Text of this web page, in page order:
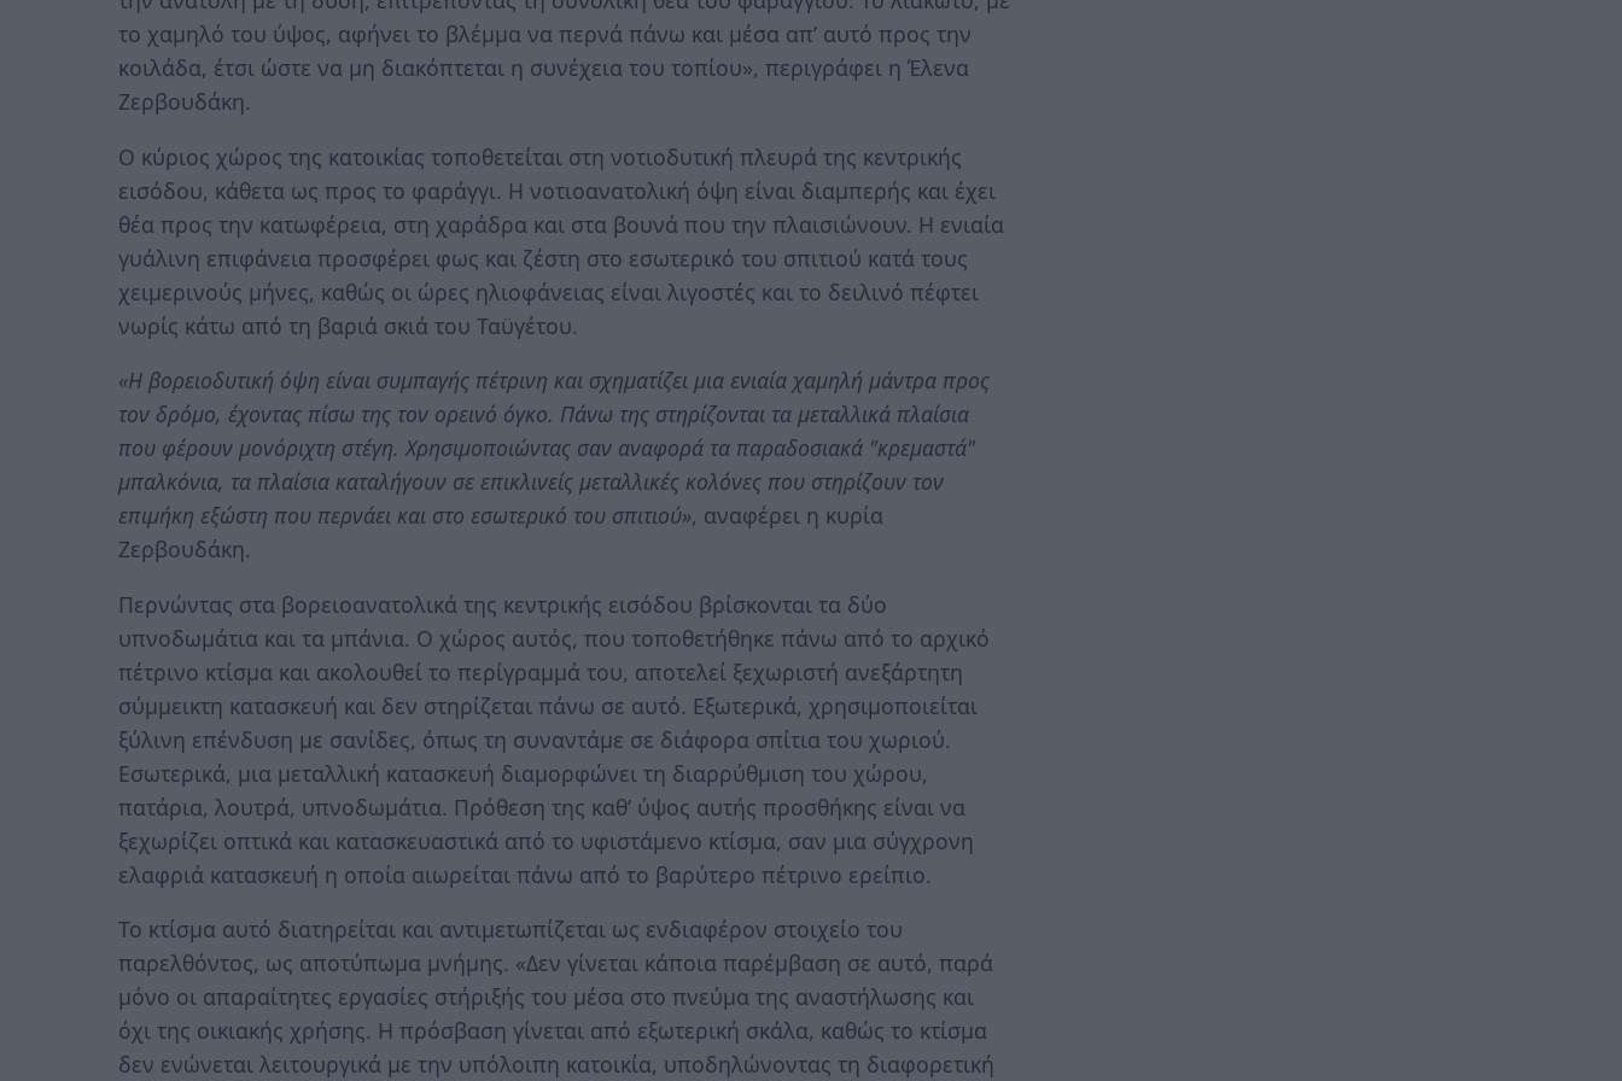
το χαμηλό του ύψος, αφήνει το βλέμμα να περνά πάνω και μέσα απ’ αυτό προς την
κοιλάδα, έτσι ώστε να μη διακόπτεται η συνέχεια του τοπίου», περιγράφει η Έλενα
Ζερβουδάκη.
Ο κύριος χώρος της κατοικίας τοποθετείται στη νοτιοδυτική πλευρά της κεντρικής
εισόδου, κάθετα ως προς το φαράγγι. Η νοτιοανατολική όψη είναι διαμπερής και έχει
θέα προς την κατωφέρεια, στη χαράδρα και στα βουνά που την πλαισιώνουν. Η ενιαία
γυάλινη επιφάνεια προσφέρει φως και ζέστη στο εσωτερικό του σπιτιού κατά τους
χειμερινούς μήνες, καθώς οι ώρες ηλιοφάνειας είναι λιγοστές και το δειλινό πέφτει
νωρίς κάτω από τη βαριά σκιά του Ταϋγέτου.
«Η βορειοδυτική όψη είναι συμπαγής πέτρινη και σχηματίζει μια ενιαία χαμηλή μάντρα προς
τον δρόμο, έχοντας πίσω της τον ορεινό όγκο. Πάνω της στηρίζονται τα μεταλλικά πλαίσια
που φέρουν μονόριχτη στέγη. Χρησιμοποιώντας σαν αναφορά τα παραδοσιακά "κρεμαστά"
μπαλκόνια, τα πλαίσια καταλήγουν σε επικλινείς μεταλλικές κολόνες που στηρίζουν τον
επιμήκη εξώστη που περνάει και στο εσωτερικό του σπιτιού», αναφέρει η κυρία
Ζερβουδάκη.
Περνώντας στα βορειοανατολικά της κεντρικής εισόδου βρίσκονται τα δύο
υπνοδωμάτια και τα μπάνια. Ο χώρος αυτός, που τοποθετήθηκε πάνω από το αρχικό
πέτρινο κτίσμα και ακολουθεί το περίγραμμά του, αποτελεί ξεχωριστή ανεξάρτητη
σύμμεικτη κατασκευή και δεν στηρίζεται πάνω σε αυτό. Εξωτερικά, χρησιμοποιείται
ξύλινη επένδυση με σανίδες, όπως τη συναντάμε σε διάφορα σπίτια του χωριού.
Εσωτερικά, μια μεταλλική κατασκευή διαμορφώνει τη διαρρύθμιση του χώρου,
πατάρια, λουτρά, υπνοδωμάτια. Πρόθεση της καθ’ ύψος αυτής προσθήκης είναι να
ξεχωρίζει οπτικά και κατασκευαστικά από το υφιστάμενο κτίσμα, σαν μια σύγχρονη
ελαφριά κατασκευή η οποία αιωρείται πάνω από το βαρύτερο πέτρινο ερείπιο.
Το κτίσμα αυτό διατηρείται και αντιμετωπίζεται ως ενδιαφέρον στοιχείο του
παρελθόντος, ως αποτύπωμα μνήμης. «Δεν γίνεται κάποια παρέμβαση σε αυτό, παρά
μόνο οι απαραίτητες εργασίες στήριξής του μέσα στο πνεύμα της αναστήλωσης και
όχι της οικιακής χρήσης. Η πρόσβαση γίνεται από εξωτερική σκάλα, καθώς το κτίσμα
δεν ενώνεται λειτουργικά με την υπόλοιπη κατοικία, υποδηλώνοντας τη διαφορετική